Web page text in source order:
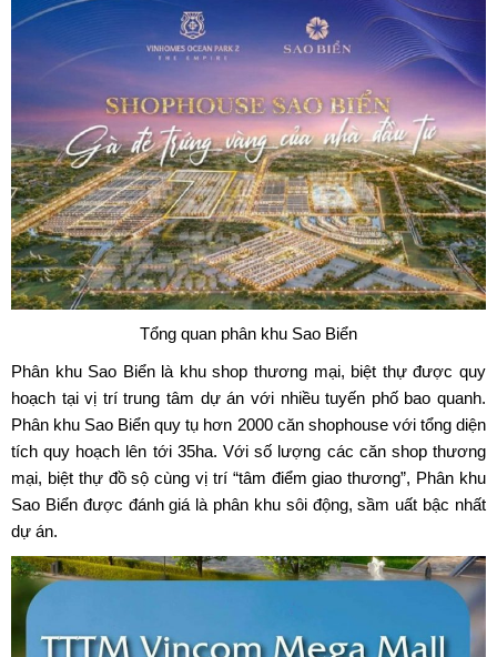
Tổng quan phân khu Sao Biển
Phân khu Sao Biển là khu shop thương mại, biệt thự được quy
hoạch tại vị trí trung tâm dự án với nhiều tuyến phố bao quanh.
Phân khu Sao Biển quy tụ hơn 2000 căn shophouse với tổng diện
tích quy hoạch lên tới 35ha. Với số lượng các căn shop thương
mại, biệt thự đồ sộ cùng vị trí “tâm điểm giao thương”, Phân khu
Sao Biển được đánh giá là phân khu sôi động, sầm uất bậc nhất
dự án.